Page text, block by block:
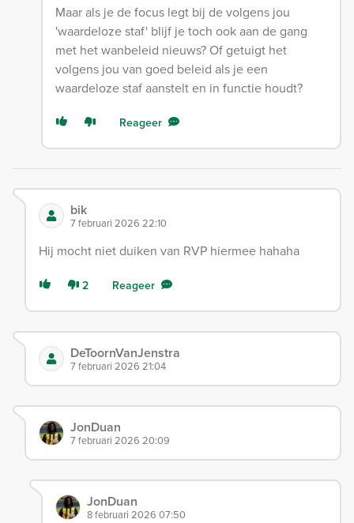
Maar als je de focus legt bij de volgens jou
'waardeloze staf' blijf je toch ook aan de gang
met het wanbeleid nieuws? Of getuigt het
volgens jou van goed beleid als je een
waardeloze staf aanstelt en in functie houdt?
Reageer
bik
7 februari 2026 22:10
Hij mocht niet duiken van RVP hiermee hahaha
2 Reageer
DeToornVanJenstra
7 februari 2026 21:04
JonDuan
7 februari 2026 20:09
JonDuan
8 februari 2026 07:50